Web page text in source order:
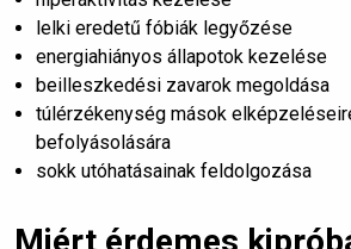
lelki eredetű fóbiák legyőzése
energiahiányos állapotok kezelése
beilleszkedési zavarok megoldása
túlérzékenység mások
befolyásolására
sokk utóhatásainak feldolgozása